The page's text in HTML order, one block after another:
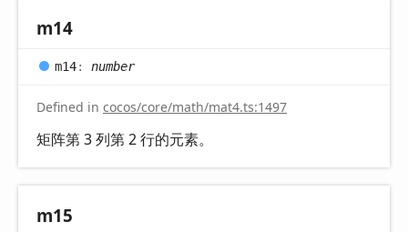
m14
m14: number
Defined in cocos/core/math/mat4.ts:1497
矩阵第 3 列第 2 行的元素。
m15